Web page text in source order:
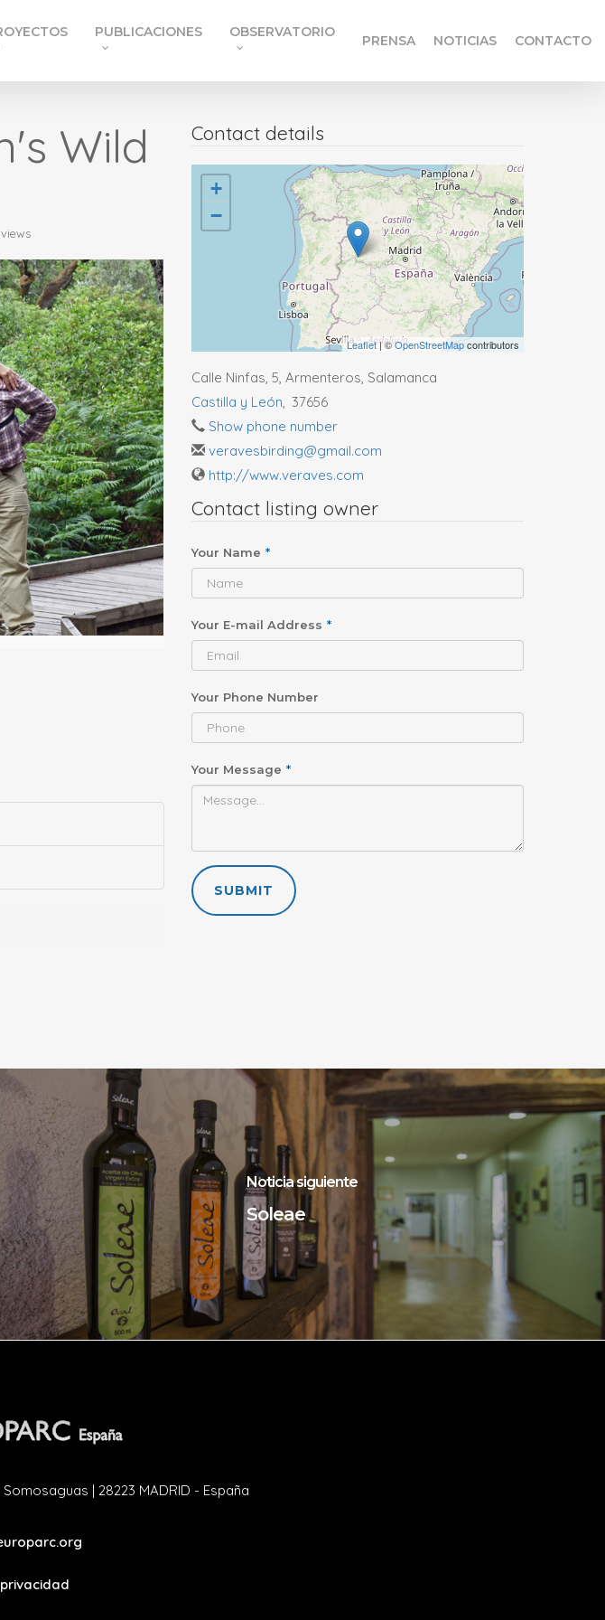
PUBLICACIONES OBSERVATORIO
PRENSA NOTICIAS CONTACTO
Wild
Contact details
+
−
Leaflet| ©OpenStreetMapcontributors
Calle Ninfas, 5, Armenteros, Salamanca
Castilla y León, 37656
Show phone number
veravesbirding@gmail.com
http://www.veraves.com
Contact listing owner
Your Name *
Your E-mail Address *
Your Phone Number
Your Message *
SUBMIT
Noticia siguiente
Soleae
| 28223 MADRID - España